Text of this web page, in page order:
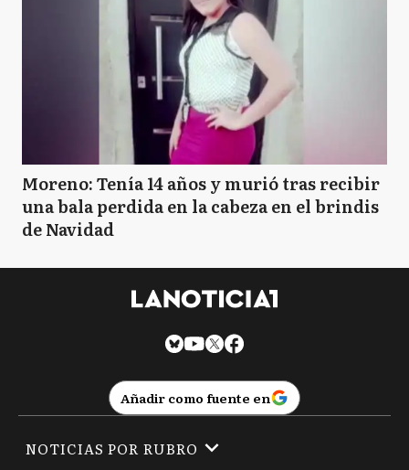
Moreno: Tenía 14 años y murió tras recibir
una bala perdida en la cabeza en el brindis
de Navidad
Añadir como fuente en
NOTICIAS POR RUBRO